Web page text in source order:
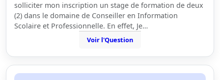
solliciter mon inscription un stage de formation de deux
(2) dans le domaine de Conseiller en Information
Scolaire et Professionnelle. En effet, Je…
Voir l'Question